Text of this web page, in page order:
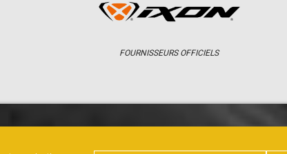
FOURNISSEURS OFFICIELS
CHAMPIONNAT RÉSULTATS